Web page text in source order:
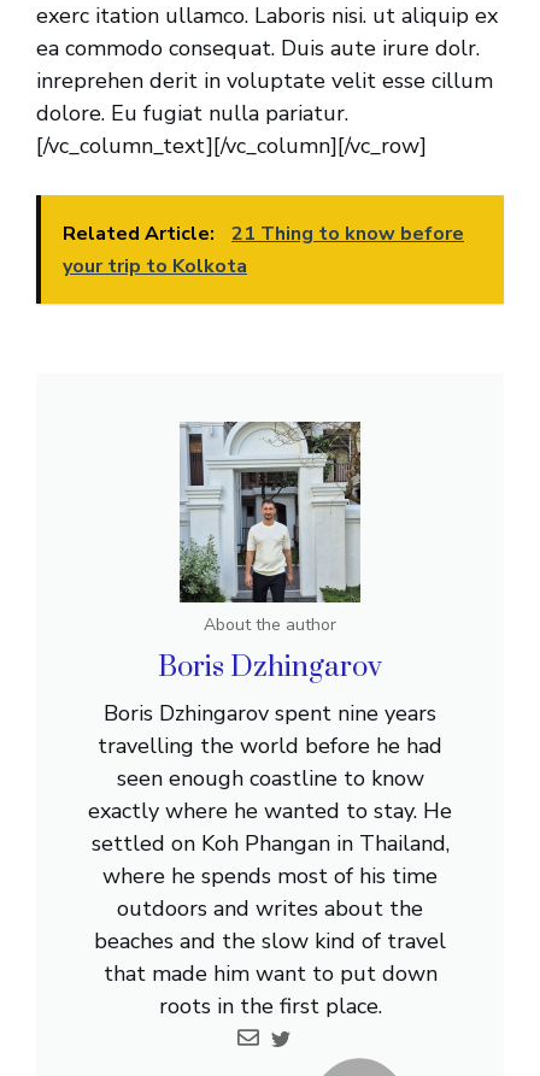
exerc itation ullamco. Laboris nisi. ut aliquip ex
ea commodo consequat. Duis aute irure dolr.
inreprehen derit in voluptate velit esse cillum
dolore. Eu fugiat nulla pariatur.
[/vc_column_text][/vc_column][/vc_row]
Related Article:
21 Thing to know before
your trip to Kolkota
About the author
Boris Dzhingarov
Boris Dzhingarov spent nine years
travelling the world before he had
seen enough coastline to know
exactly where he wanted to stay. He
settled on Koh Phangan in Thailand,
where he spends most of his time
outdoors and writes about the
beaches and the slow kind of travel
that made him want to put down
roots in the first place.